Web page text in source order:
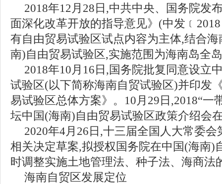
2018年12月28日,中共中央、国务院发
面深化改革开放的指导意见》(中发
有自由贸易试验区试点内容为主体,结合
南)自由贸易试验区,实施范围为海南岛全
2018年10月16日,国务院批复同意设立
试验区(以下简称海南自贸试验区)并印发
易试验区总体方案》。10月29日,2018“一
坛中国(海南)自由贸易试验区政策介绍会
2020年4月26日,十三届全国人大常委
相关决定草案,拟授权国务院在中国(海南)
时调整实施土地管理法、种子法、海商法
海南自贸区发展定位